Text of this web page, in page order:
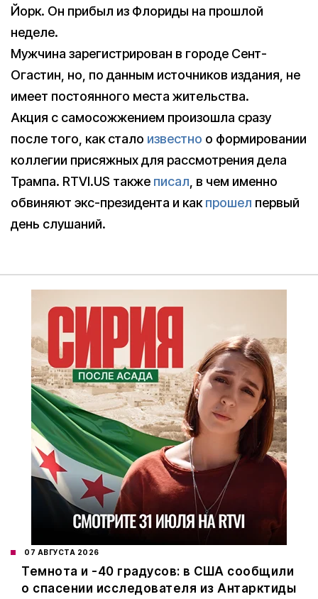
Йорк. Он прибыл из Флориды на прошлой
неделе.
Мужчина зарегистрирован в городе Сент-
Огастин, но, по данным источников издания, не
имеет постоянного места жительства.
Акция с самосожжением произошла сразу
после того, как стало известно о формировании
коллегии присяжных для рассмотрения дела
Трампа. RTVI.US также писал, в чем именно
обвиняют экс-президента и какпрошел первый
день слушаний.
07 АВГУСТА 2026
Темнота и -40 градусов: в США сообщили
о спасении исследователя из Антарктиды